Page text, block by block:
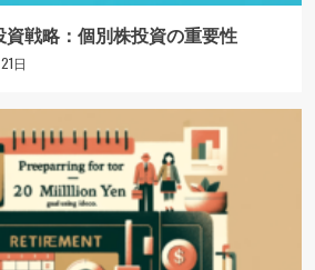
資戦略：個別株投資の重要性
日